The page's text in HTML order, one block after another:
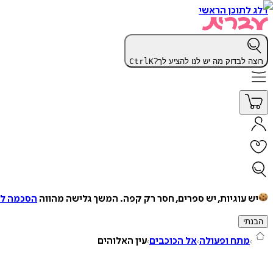
דלג לתוכן הראשי
רוצה לבדוק מה יש לנו להציע לך? CtrlK
יש עוגיות, יש ספרים, חסר רק קפה. המשך גלישה מהווה הסכמה
הבנתי
מתח ופעולה אל הכוכבים עין האלוהים